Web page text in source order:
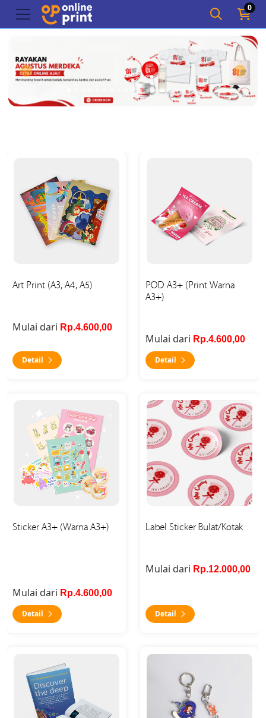
0
Art Print (A3, A4, A5)
Mulai dari Rp.4.600,00
Detail
POD A3+ (Print Warna
A3+)
Mulai dari Rp.4.600,00
Detail
Sticker A3+ (Warna A3+)
Mulai dari Rp.4.600,00
Detail
Label Sticker Bulat/Kotak
Mulai dari Rp.12.000,00
Detail
Detail Label Sticker Bulat/
Detail Book On Demand (Qty < 500)Detail Keychain 5x5cm